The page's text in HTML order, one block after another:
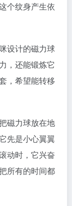
个纹身产生依
设计的磁力球
，还能锻炼它
，希望能转移
磁力球放在地
先是小心翼翼
动时，它兴奋
所有的时间都